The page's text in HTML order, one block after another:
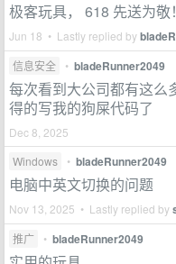
极客玩具， 618 先送为敬！
Jun 18 • Lastly replied by
信息安全 • bladeRunner2049
每次看到大公司都有这么
得的写我的狗屎代码了
Dec 8, 2025
Windows
• bladeRunner2049
电脑中英文切换的问题
Nov 13, 2025 • Lastly replied by
推广 • bladeRunner2049